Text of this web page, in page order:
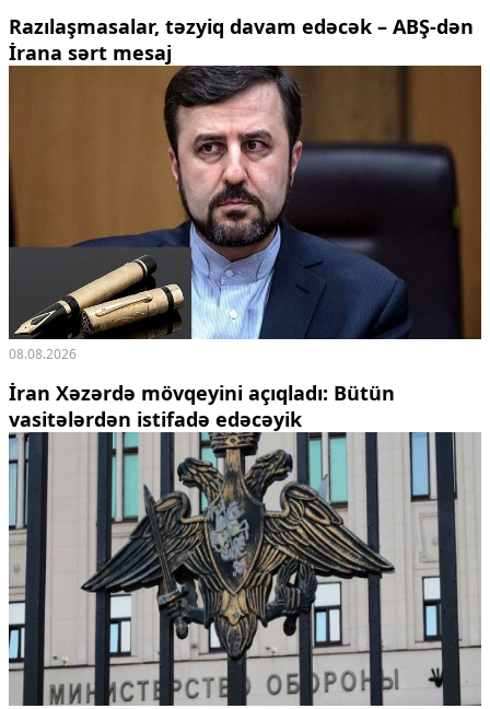
Razılaşmasalar, təzyiq davam edəcək – ABŞ-dən
İrana sərt mesaj
08.08.2026
İran Xəzərdə mövqeyini açıqladı: Bütün
vasitələrdən istifadə edəcəyik